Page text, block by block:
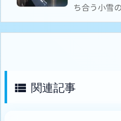
ち合う小雪
 関連記事